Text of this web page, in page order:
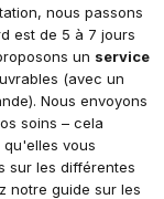
nous passons
est de 5 à 7 jours
un service
(avec un
Nous envoyons
soins – cela
vous
sur les différentes
notre guide sur les